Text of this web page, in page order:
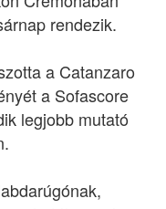
rendezik.
a Catanzaro
a Sofascore
legjobb mutató